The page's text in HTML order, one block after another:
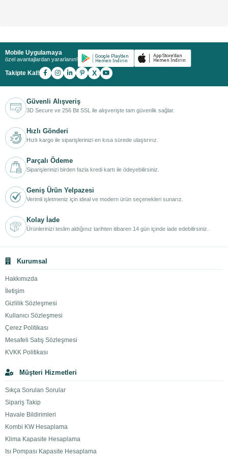
Mobile Uygulamaya
özel avantajlardan yararlanın!
Takipte Kal! X
Güvenli Alışveriş
3D Secure ve 256 Bit SSL ile alışverişte tam güvenlik sağlar.
Hızlı Gönderi
Hızlı kargo ile siparişlerinizi en kısa sürede ulaştırırız.
Parçalı Ödeme
Siparişlerinizi birden fazla kredi kartı ile ödeyebilirsiniz.
Geniş Ürün Yelpazesi
Verimli işletmeniz için ideal ve modern ürün seçenekleri sunarız.
Kolay İade
Ürünlerinizi teslim aldığınız tarihten itibaren 14 gün içinde iade edebilirsiniz.
Kurumsal
Hakkımızda
İletişim
Gizlilik Sözleşmesi
Kullanıcı Sözleşmesi
Çerez Politikası
Mesafeli Satış Sözleşmesi
KVKK Politikası
Müşteri Hizmetleri
Sıkça Sorulan Sorular
Sipariş Takip
Havale Bildirimleri
Kombi KW Hesaplama
Klima Kapasite Hesaplama
Isı Pompası Kapasite Hesaplama